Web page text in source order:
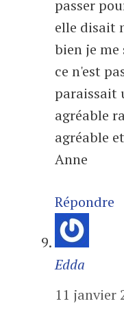
passer
elle disait
bien je me
ce n'est
paraissait
agréable
agréable
Anne
Répondre
Edda
11 janvier